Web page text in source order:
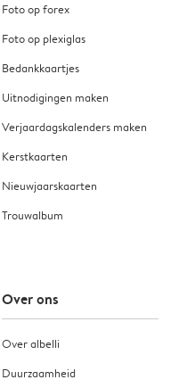
Foto op forex
Foto op plexiglas
Bedankkaartjes
Uitnodigingen maken
Verjaardagskalenders maken
Kerstkaarten
Nieuwjaarskaarten
Trouwalbum
Over ons
Over albelli
Duurzaamheid